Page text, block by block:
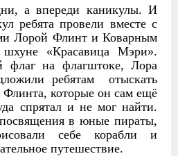
а впереди каникулы. И
ребята провели вместе с
Лорой Флинт и Коварным
«Красавица Мэри».
флаг на флагштоке, Лора
ребятам отыскать
Флинта, которые он сам ещё
спрятал и не мог найти.
в юные пираты,
себе корабли и
путешествие.